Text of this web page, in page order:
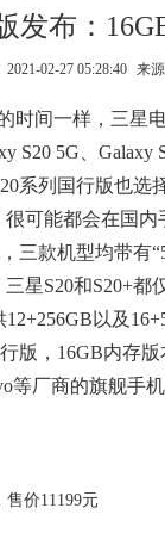
发布：
2021-02-27 05:28:40 来源
时间一样，三星
S20 5G、Galaxy
系列国行版也
可能都会在国
三款机型均带有
星S20和S20+都
以及
版，16GB内存
等厂商的旗舰手机